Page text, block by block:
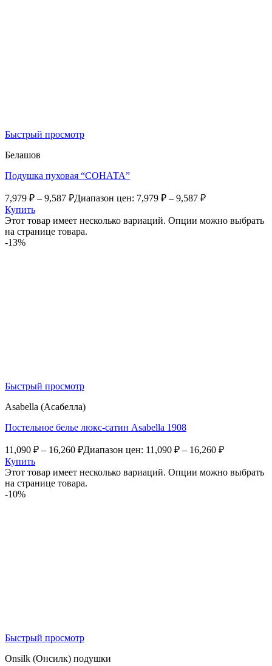
Быстрый просмотр
Белашов
Подушка пуховая “СОНАТА”
7,979 ₽ – 9,587 ₽Диапазон цен: 7,979 ₽ – 9,587 ₽
Купить
Этот товар имеет несколько вариаций. Опции можно выбрать
на странице товара.
-13%
Быстрый просмотр
Asabella (Асабелла)
Постельное белье люкс-сатин Asabella 1908
11,090 ₽ – 16,260 ₽Диапазон цен: 11,090 ₽ – 16,260 ₽
Купить
Этот товар имеет несколько вариаций. Опции можно выбрать
на странице товара.
-10%
Быстрый просмотр
Onsilk (Онсилк) подушки